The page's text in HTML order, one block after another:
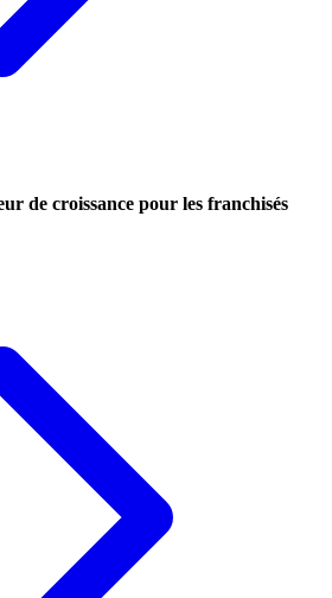
de croissance pour les franchisés